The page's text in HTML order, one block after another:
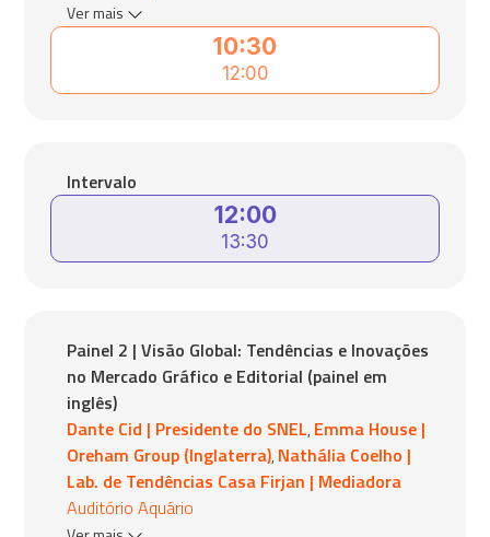
10:30
12:00
Ver mais
12:00
13:30
Intervalo
Painel 2 | Visão Global: Tendências e Inovações
no Mercado Gráfico e Editorial (painel em
inglês)
Dante Cid | Presidente do SNEL,Emma House |
Oreham Group (Inglaterra),Nathália Coelho |
Lab. de Tendências Casa Firjan | Mediadora
Auditório Aquário